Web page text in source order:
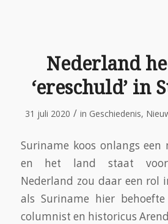
Nederland
‘ereschuld’ in
31 juli 2020 / in Geschiedenis,
Suriname koos onlangs een
en het land staat voor
Nederland zou daar een rol
als Suriname hier
columnist en historicus